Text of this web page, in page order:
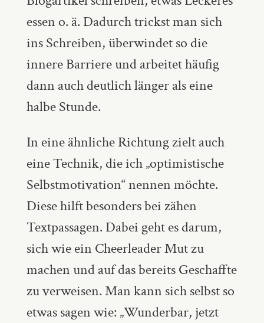
essen o. ä. Dadurch trickst man sich
ins Schreiben, überwindet so die
innere Barriere und arbeitet häufig
dann auch deutlich länger als eine
halbe Stunde.
In eine ähnliche Richtung zielt auch
eine Technik, die ich „optimistische
Selbstmotivation“ nennen möchte.
Diese hilft besonders bei zähen
Textpassagen. Dabei geht es darum,
sich wie ein Cheerleader Mut zu
machen und auf das bereits Geschaffte
zu verweisen. Man kann sich selbst so
etwas sagen wie: „Wunderbar, jetzt